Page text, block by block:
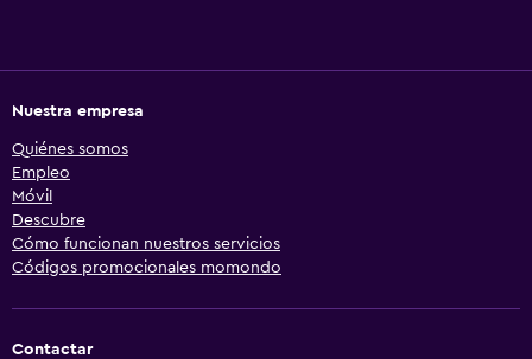
Nuestra empresa
Quiénes somos
Empleo
Móvil
Descubre
Cómo funcionan nuestros servicios
Códigos promocionales momondo
Contactar